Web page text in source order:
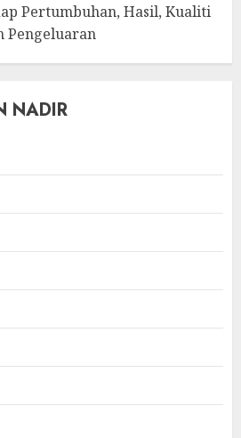
Pertumbuhan, Hasil, Kualiti
Pengeluaran
NADIR